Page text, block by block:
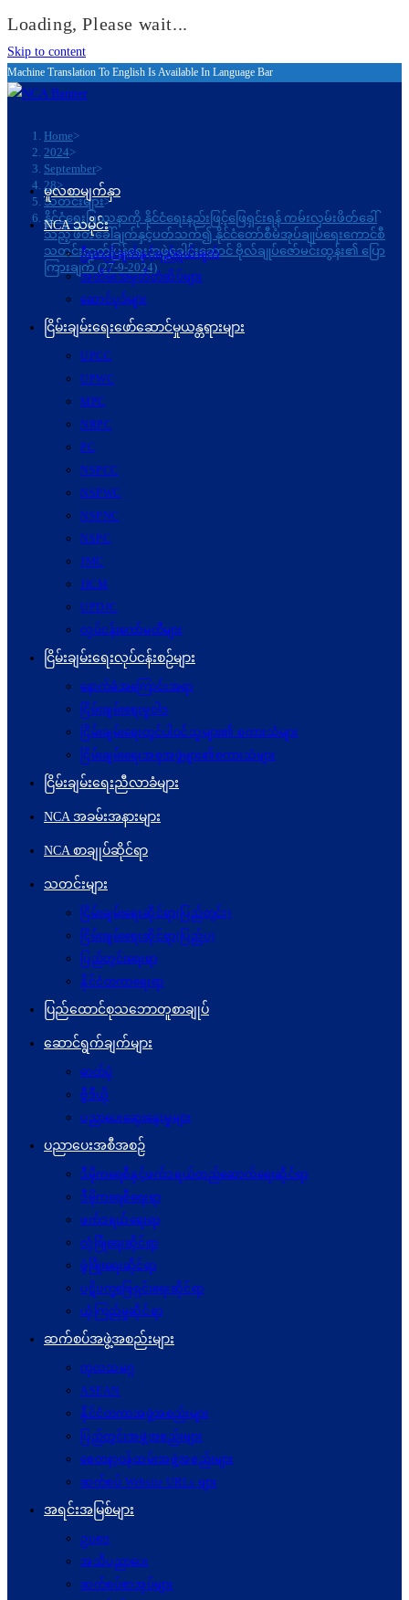
Loading, Please wait...
Skip to content
Machine Translation To English Is Available In Language Bar
Home>
2024>
September>
28>
သတင်းများ>
နိုင်ငံရေးပြဿနာကို နိုင်ငံရေးနည်းဖြင့်ဖြေရှင်းရန် ကမ်းလှမ်းဖိတ်ခေါ်
သည့် ဖိတ်ခေါ်ချက်နှင့်ပတ်သက်၍ နိုင်ငံတော်စီမံအုပ်ချုပ်ရေးကောင်စီ
သတင်းထုတ်ပြန်ရေးအဖွဲ့ခေါင်းဆောင် ဗိုလ်ချုပ်ဇော်မင်းထွန်း၏ ပြော
ကြားချက် (27-9-2024)
မူလစာမျက်နှာ
NCA သမိုင်း
ဦးတည်ချက်နှင့်ရည်ရွယ်ချက်
အထိမ်းအမှတ်တံဆိပ်များ
ဆောင်ပုဒ်များ
ငြိမ်းချမ်းရေးဖော်‌ဆောင်မှုယန္တရားများ
UPCC
UPWC
MPC
NRPC
PC
NSPCC
NSPWC
NSPNC
NSPC
JMC
JICM
UPDJC
လုပ်ငန်းကော်မတီများ
ငြိမ်းချမ်းရေးလုပ်ငန်းစဉ်များ
နောက်ခံအကြောင်းအရာ
ငြိမ်းချမ်းရေးမူဝါဒ
ငြိမ်းချမ်းရေးတွင်ပါဝင်သူများ၏ စကားသံများ
ငြိမ်းချမ်းရေးအစုအဖွဲ့များ၏စကားသံများ
ငြိမ်းချမ်းရေးညီလာခံများ
NCA အခမ်းအနားများ
NCA စာချုပ်ဆိုင်ရာ
သတင်းများ
ငြိမ်းချမ်းရေးဆိုင်ရာ(ပြည်တွင်း)
ငြိမ်းချမ်းရေးဆိုင်ရာ(ပြည်ပ)
ပြည်တွင်းရေးရာ
နိုင်ငံတကာရေးရာ
ပြည်ထောင်စုသဘောတူစာချုပ်
ဆောင်ရွက်ချက်များ
ဓာတ်ပုံ
ဗွီဒီယို
ပညာပေးဆွေးနွေးမှုများ
ပညာပေးအစီအစဉ်
ဒီမိုကရေစီနှင့်ဖက်ဒရယ်တည်ဆောက်ရေးဆိုင်ရာ
ဒီမိုကရေစီရေးရာ
ဖက်ဒရယ်ရေးရာ
လုံခြုံရေးဆိုင်ရာ
ဖွံဖြိုးရေးဆိုင်ရာ
ပဋိပက္ခ‌ဖြေရှင်းရေးဆိုင်ရာ
ယုံကြည်မှုဆိုင်ရာ
ဆက်စပ်အဖွဲ့အစည်းများ
ကုလသမဂ္ဂ
ASEAN
နိုင်ငံတကာအဖွဲ့အစည်းများ
ပြည်တွင်းအဖွဲ့အစည်းများ
စေတနာ့ဝန်ထမ်းအဖွဲ့အစည်းများ
ဆက်စပ် Website URLs များ
အရင်းအမြစ်များ
ဥပဒေ
အသိပညာပေး
ဆက်စပ်စာအုပ်များ